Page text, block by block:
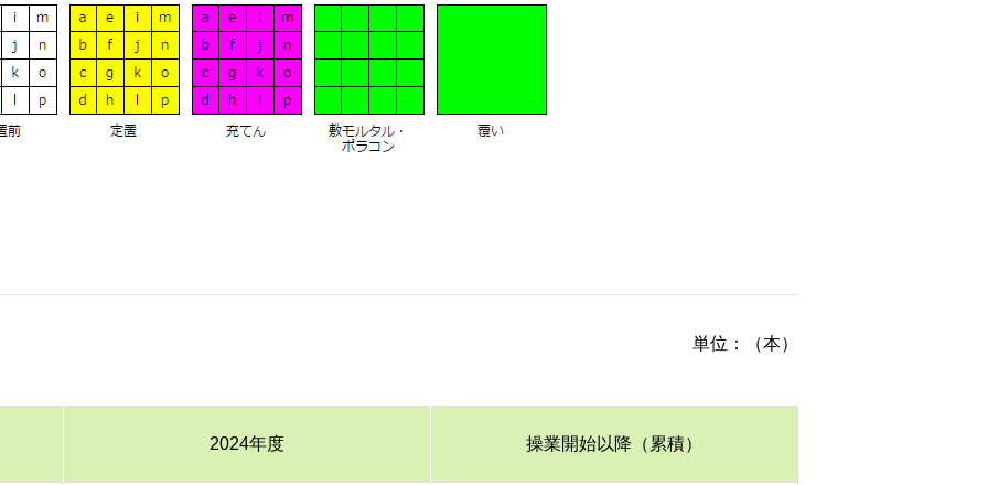
単位：（本）
2024年度 操業開始以降（累積）